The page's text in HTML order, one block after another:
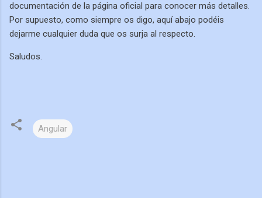
documentación de la página oficial para conocer más detalles.
Por supuesto, como siempre os digo, aquí abajo podéis
dejarme cualquier duda que os surja al respecto.
Saludos.
Angular